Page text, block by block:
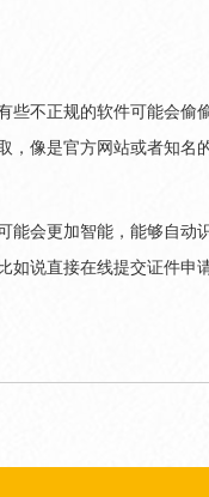
不正规的软件可能会
像是官方网站或者知名
能会更加智能，能够自
说直接在线提交证件申